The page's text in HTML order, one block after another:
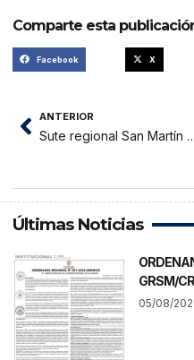
Comparte esta
Facebook X
ANTERIOR
Sute regional San Martín acata
Últimas Noticias
GRSM/CR
05/08/